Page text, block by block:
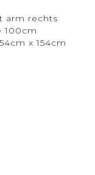
arm rechts
100cm
x 154cm